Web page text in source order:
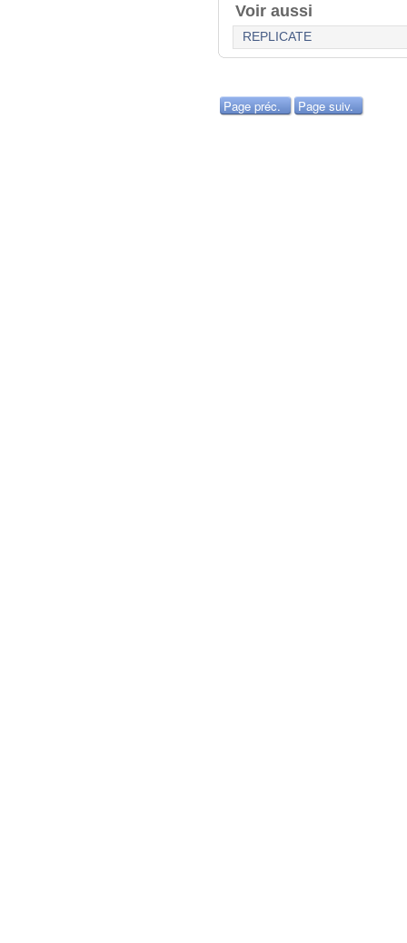
Voir aussi
REPLICATE
Page préc. Page suiv.